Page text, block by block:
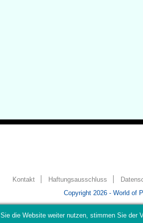
Kontakt Haftungsausschluss
Copyright 2026 - World of
die Website weiter nutzen, stimmen Sie der